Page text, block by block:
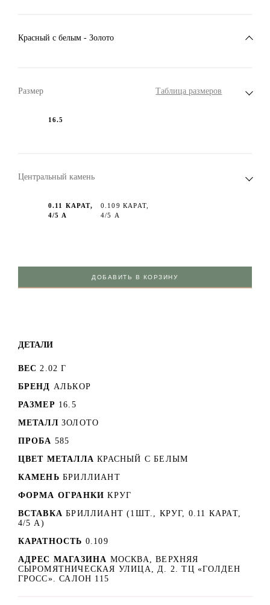
Красный c белым - Золото
Размер Таблица размеров
16.5
Центральный камень
0.11 КАРАТ,
4/5 А
0.109 КАРАТ,
4/5 А
ДОБАВИТЬ В КОРЗИНУ
ДЕТАЛИ
ВЕС 2.02 Г
БРЕНД АЛЬКОР
РАЗМЕР 16.5
МЕТАЛЛ ЗОЛОТО
ПРОБА 585
ЦВЕТ МЕТАЛЛА КРАСНЫЙ C БЕЛЫМ
КАМЕНЬ БРИЛЛИАНТ
ФОРМА ОГРАНКИ КРУГ
ВСТАВКА БРИЛЛИАНТ (1ШТ., КРУГ, 0.11 КАРАТ,
4/5 А)
КАРАТНОСТЬ 0.109
АДРЕС МАГАЗИНА МОСКВА, ВЕРХНЯЯ
СЫРОМЯТНИЧЕСКАЯ УЛИЦА, Д. 2. ТЦ «ГОЛДЕН
ГРОСС». САЛОН 115